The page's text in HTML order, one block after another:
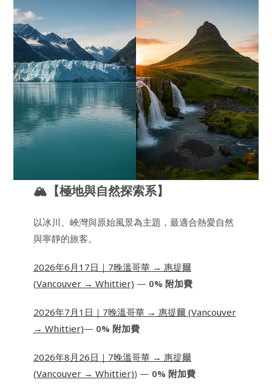
🏔【極地與自然探索系】
以冰川、峽灣與原始風景為主題，最適合熱愛自然
與寧靜的旅客。
2026年6月17日｜7晚溫哥華 → 惠提爾
(Vancouver → Whittier) — 0% 附加費
2026年7月1日｜7晚溫哥華 → 惠提爾 (Vancouver
→ Whittier)— 0% 附加費
2026年8月26日｜7晚溫哥華 → 惠提爾
(Vancouver → Whittier)) — 0% 附加費